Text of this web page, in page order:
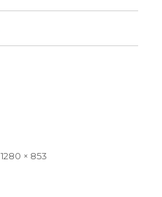
Täissuurus
1280 × 853